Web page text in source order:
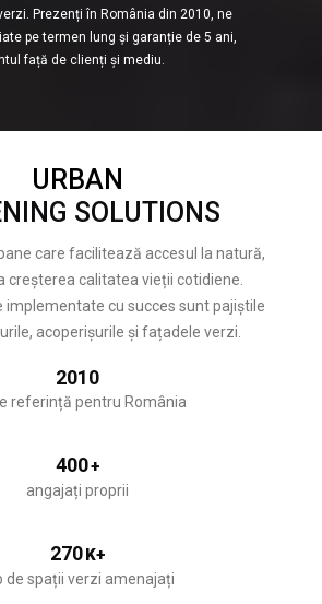
Prezenți în România din 2010, ne
pe termen lung și garanție de 5 ani,
față de clienți și mediu.
URBAN
SOLUTIONS
care facilitează accesul la natură,
creșterea calitatea vieții cotidiene.
implementate cu succes sunt pajiștile
acoperișurile și fațadele verzi.
2010
referință pentru România
400+
angajați proprii
270K+
de spații verzi amenajați